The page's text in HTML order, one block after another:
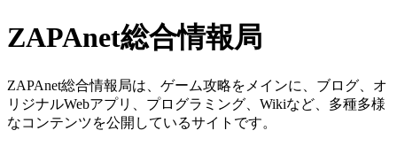
ZAPAnet総合情報局
ZAPAnet総合情報局は、ゲーム攻略をメインに、ブログ、オ
リジナルWebアプリ、プログラミング、Wikiなど、多種多様
なコンテンツを公開しているサイトです。